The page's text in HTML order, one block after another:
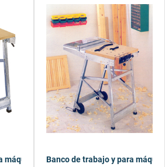
máquinas Banco de trabajo y para